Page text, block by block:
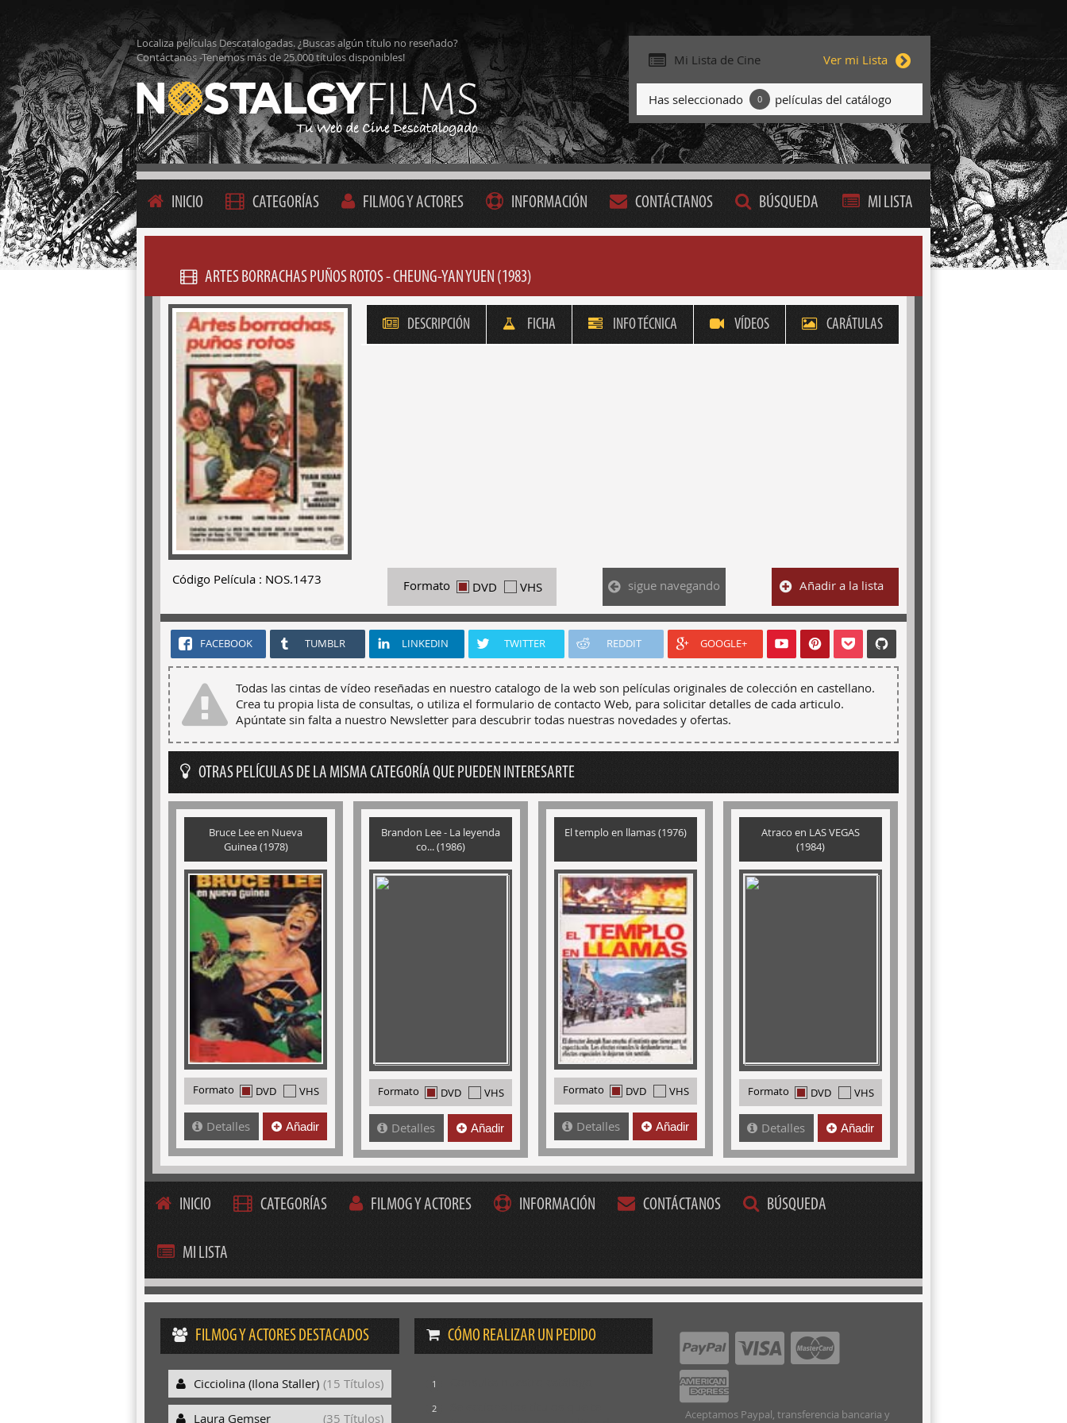
Localiza películas Descatalogadas. ¿Buscas algún título no reseñado?
Contáctanos -Tenemos más de 25.000 títulos disponibles!
Mi Lista de Cine Ver mi Lista
Has seleccionado 0 películas del catálogo
INICIO CATEGORÍAS FILMOG Y ACTORES INFORMACIÓN CONTÁCTANOS BÚSQUEDA MI LISTA
ARTES BORRACHAS PUÑOS ROTOS - CHEUNG-YAN YUEN (1983)
DESCRIPCIÓN FICHA INFO TÉCNICA VÍDEOS CARÁTULAS
Código Película : NOS.1473 Formato DVD VHS sigue navegando Añadir a la lista
FACEBOOK TUMBLR LINKEDIN TWITTER REDDIT GOOGLE+
Todas las cintas de vídeo reseñadas en nuestro catalogo de la web son películas originales de colección en castellano.
Crea tu propia lista de consultas, o utiliza el formulario de contacto Web, para solicitar detalles de cada articulo.
Apúntate sin falta a nuestro Newsletter para descubrir todas nuestras novedades y ofertas.
OTRAS PELÍCULAS DE LA MISMA CATEGORÍA QUE PUEDEN INTERESARTE
Bruce Lee en Nueva
Guinea (1978)
Formato DVD VHS
Detalles Añadir
Brandon Lee - La leyenda
co... (1986)
Formato DVD VHS
Detalles Añadir
El templo en llamas (1976)
Formato DVD VHS
Detalles Añadir
Atraco en LAS VEGAS
(1984)
Formato DVD VHS
Detalles Añadir
INICIO CATEGORÍAS FILMOG Y ACTORES INFORMACIÓN CONTÁCTANOS BÚSQUEDA
MI LISTA
FILMOG Y ACTORES DESTACADOS
Cicciolina (Ilona Staller) (15 Títulos)
Laura Gemser (35 Títulos)
CÓMO REALIZAR UN PEDIDO
1
2 Aceptamos Paypal, transferencia bancaria y